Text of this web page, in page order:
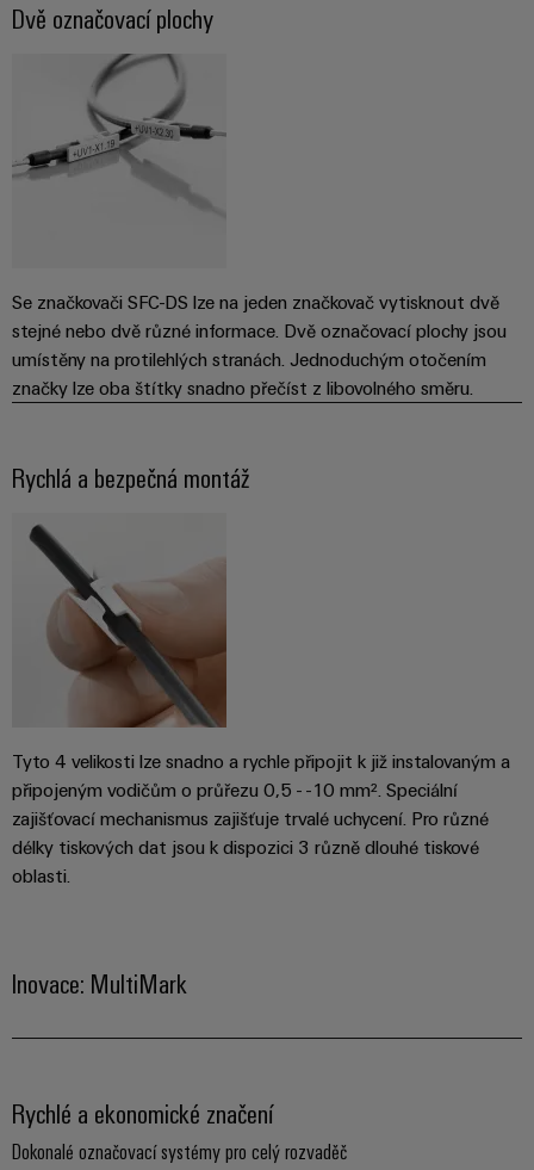
Sestavené
nosné
lišty
Upravené
a
návrh
kabelu
Weidmüller
Dvě označovací plochy
Se značkovači SFC-DS lze na jeden značkovač vytisknout dvě
stejné nebo dvě různé informace. Dvě označovací plochy jsou
umístěny na protilehlých stranách. Jednoduchým otočením
značky lze oba štítky snadno přečíst z libovolného směru.
Rychlá a bezpečná montáž
Tyto 4 velikosti lze snadno a rychle připojit k již instalovaným a
připojeným vodičům o průřezu 0,5 - -10 mm². Speciální
zajišťovací mechanismus zajišťuje trvalé uchycení. Pro různé
délky tiskových dat jsou k dispozici 3 různě dlouhé tiskové
oblasti.
Inovace: MultiMark
Rychlé a ekonomické značení
Dokonalé označovací systémy pro celý rozvaděč